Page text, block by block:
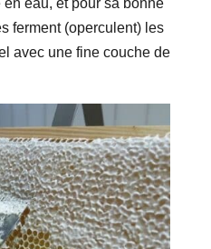
eau, et pour sa bonne
ferment (operculent) les
avec une fine couche de